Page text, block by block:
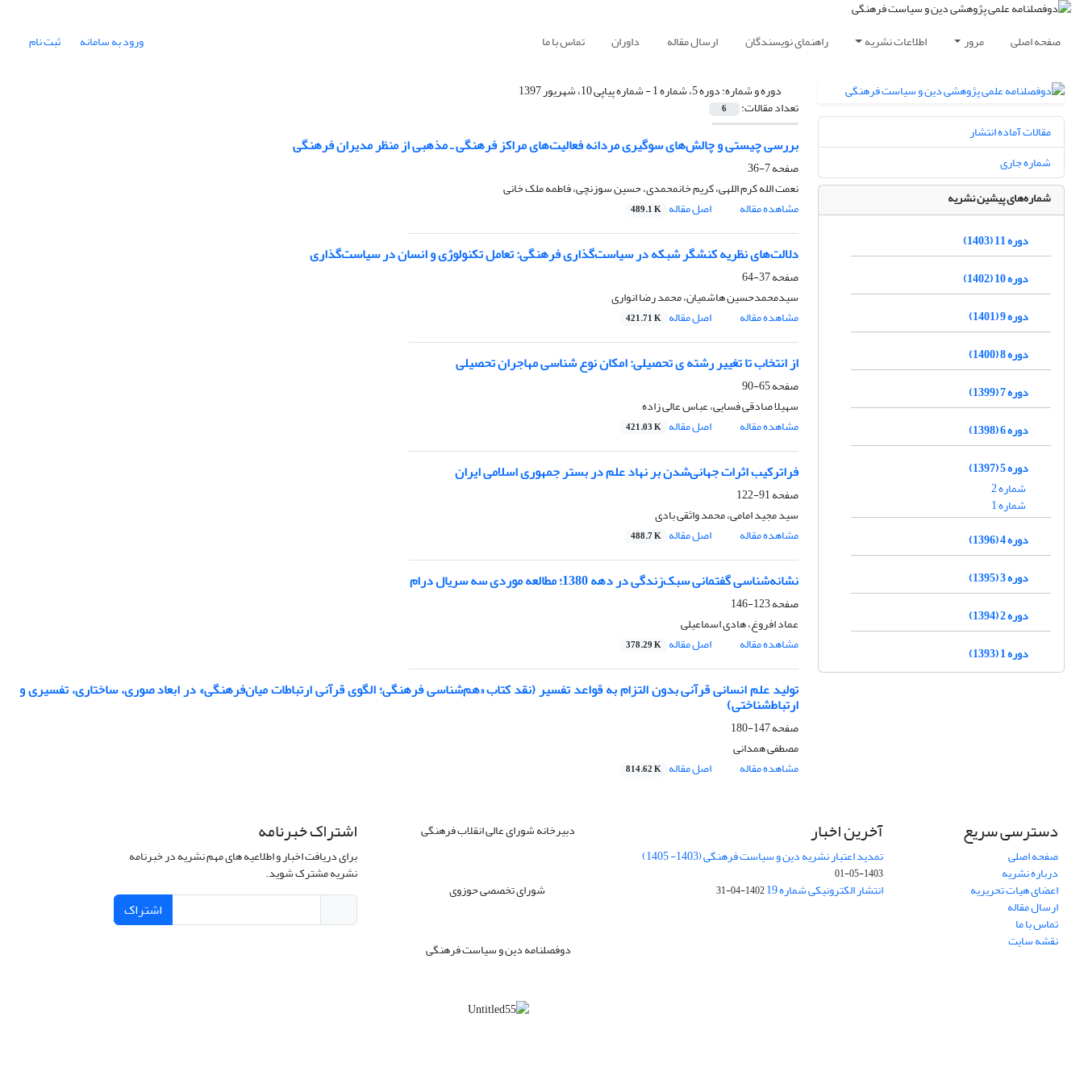
صفحه اصلی مرور اطلاعات نشریه راهنمای نویسندگان ارسال مقاله داوران تماس با ما ورود به سامانه ثبت نام
دوره و شماره:دوره 5، شماره 1 - شماره پیاپی 10، شهریور 1397
تعداد مقالات: 6
بررسی چیستی و چالش‌های سوگیری مردانه فعالیت‌های مراکز فرهنگی ـ مذهبی از منظر مدیران فرهنگی
صفحه7-36
نعمت الله کرم اللهی، کریم خانمحمدی، حسین سوزنچی، فاطمه ملک خانی
مشاهده مقاله
اصل مقاله 489.1 K
دلالت‌های نظریه کنشگر شبکه در سیاست‌گذاری فرهنگی: تعامل تکنولوژی و انسان در سیاست‌گذاری
صفحه37-64
سیدمحمدحسین هاشمیان، محمد رضا انواری
مشاهده مقاله
اصل مقاله 421.71 K
از انتخاب تا تغییر رشته ی تحصیلی: امکان نوع شناسی مهاجران تحصیلی
صفحه65-90
سهیلا صادقی فسایی، عباس عالی زاده
مشاهده مقاله
اصل مقاله 421.03 K
فراترکیب اثرات جهانی‌شدن بر نهاد علم در بستر جمهوری اسلامی ایران
صفحه91-122
سید مجید امامی، محمد واثقی بادی
مشاهده مقاله
اصل مقاله 488.7 K
نشانه‌شناسی گفتمانی سبک‌زندگی در دهه 1380؛ مطالعه موردی سه سریال درام
صفحه123-146
عماد افروغ، هادی اسماعیلی
مشاهده مقاله
اصل مقاله 378.29 K
تولید علم انسانی قرآنی بدون التزام به قواعد تفسیر (نقد کتاب «هم‌شناسی فرهنگی؛ الگوی قرآنی ارتباطات میان‌فرهنگی» در ابعاد صوری، ساختاری، تفسیری و
ارتباط‌شناختی)
صفحه147-180
مصطفی همدانی
مشاهده مقاله
اصل مقاله 814.62 K
مقالات آماده انتشار
شماره جاری
شماره‌های پیشین نشریه
دوره 11 (1403)
دوره 10 (1402)
دوره 9 (1401)
دوره 8 (1400)
دوره 7 (1399)
دوره 6 (1398)
دوره 5 (1397)
شماره 2
شماره 1
دوره 4 (1396)
دوره 3 (1395)
دوره 2 (1394)
دوره 1 (1393)
دسترسی سریع
صفحه اصلی
درباره نشریه
اعضای هیات تحریریه
ارسال مقاله
تماس با ما
نقشه سایت
آخرین اخبار
تمدید اعتبار نشریه دین و سیاست فرهنگی (1403- 1405)
1403-05-01
انتشار الکترونیکی شماره 19 1402-04-31
دبیرخانه شورای عالی انقلاب فرهنگی
شورای تخصصی حوزوی
دوفصلنامه دین و سیاست فرهنگی
اشتراک خبرنامه
برای دریافت اخبار و اطلاعیه های مهم نشریه در خبرنامه
نشریه مشترک شوید.
اشتراک